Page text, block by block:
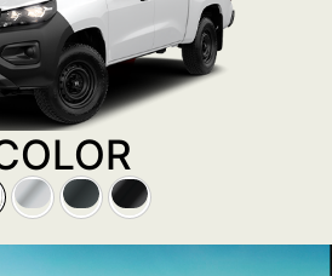
TITANO
COTIZAR ACCESORIOS